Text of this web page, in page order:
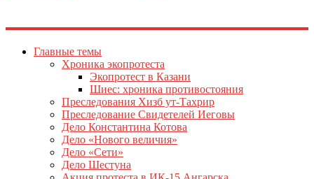
Главные темы
Хроника экопротеста
Экопротест в Казани
Шиес: хроника противостояния
Преследования Хизб ут-Тахрир
Преследование Свидетелей Иеговы
Дело Константина Котова
Дело «Нового величия»
Дело «Сети»
Дело Шестуна